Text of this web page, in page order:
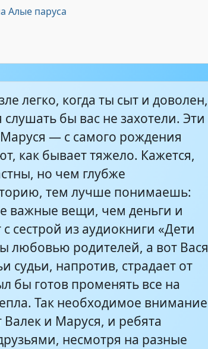
Алые паруса
легко, когда ты сыт и доволен,
бы вас не захотели. Эти
— с самого рождения
как бывает тяжело. Кажется,
но чем глубже
тем лучше понимаешь:
важные вещи, чем деньги и
сестрой из аудиокниги «Дети
любовью родителей, а вот Вася
судьи, напротив, страдает от
бы готов променять все на
Так необходимое внимание
и Маруся, и ребята
несмотря на разные